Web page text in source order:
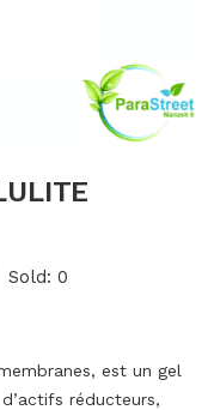
Sold: 0
est un gel
réducteurs,